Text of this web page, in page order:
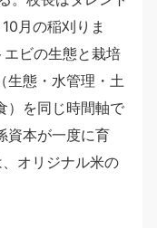
月の稲刈りま
エビの生態と栽培
生態・水管理・土
）を同じ時間軸で
資本が一度に育
オリジナル米の